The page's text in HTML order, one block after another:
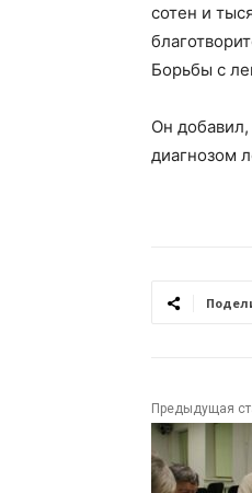
сотен и
Борьбы с
Он
диагнозом
Предыдущая